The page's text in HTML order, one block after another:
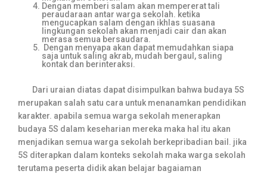
Dengan memberi salam akan mempererat tali
peraudaraan antar warga sekolah. ketika
mengucapkan salam dengan ikhlas suasana
lingkungan sekolah akan menjadi cair dan akan
merasa semua bersaudara.
Dengan menyapa akan dapat memudahkan siapa
saja untuk saling akrab, mudah bergaul, saling
kontak dan berinteraksi.
Dari uraian diatas dapat disimpulkan bahwa budaya 5S
merupakan salah satu cara untuk menanamkan pendidikan
karakter. apabila semua warga sekolah menerapkan
budaya 5S dalam keseharian mereka maka hal itu akan
menjadikan semua warga sekolah berkepribadian bail. jika
5S diterapkan dalam konteks sekolah maka warga sekolah
terutama peserta didik akan belajar bagaiaman